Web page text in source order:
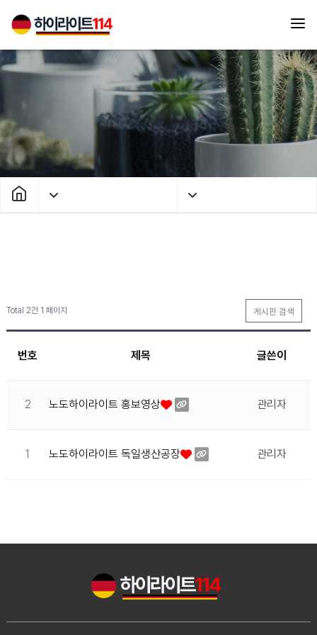
Total 2건 1 페이지 게시판 검색
번호 제목 글쓴이
2 노도하이라이트 홍보영상 관리자
1 노도하이라이트 독일생산공장 관리자